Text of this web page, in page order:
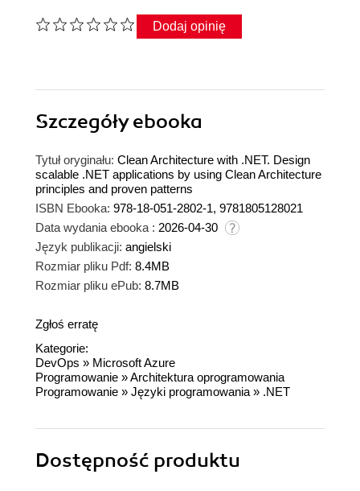
Dodaj opinię
Szczegółyebooka
Tytuł oryginału: Clean Architecture with .NET. Design
scalable .NET applications by using Clean Architecture
principles and proven patterns
ISBN Ebooka: 978-18-051-2802-1, 9781805128021
Data wydania ebooka : 2026-04-30
Język publikacji: angielski
Rozmiar pliku Pdf: 8.4MB
Rozmiar pliku ePub: 8.7MB
Zgłoś erratę
Kategorie:
DevOps » Microsoft Azure
Programowanie »Architektura oprogramowania
Programowanie » Języki programowania » .NET
Dostępność produktu